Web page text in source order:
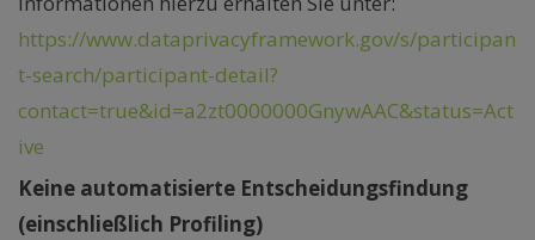
https://www.dataprivacyframework.gov/s/participan
t-search/participant-detail?
contact=true&id=a2zt0000000GnywAAC&status=Act
ive
Keine automatisierte Entscheidungsfindung
(einschließlich Profiling)